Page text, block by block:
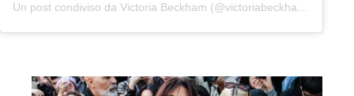
Un post condiviso da Victoria Beckham (@victoriabeckham)